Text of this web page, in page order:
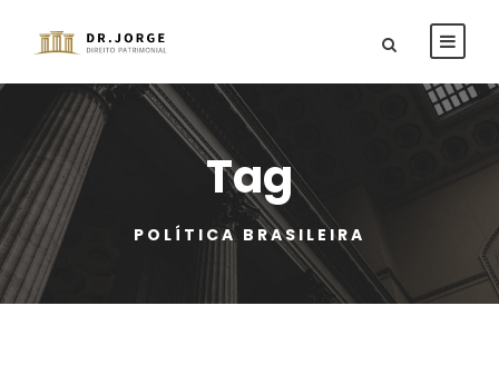
Tag
POLÍTICA BRASILEIRA